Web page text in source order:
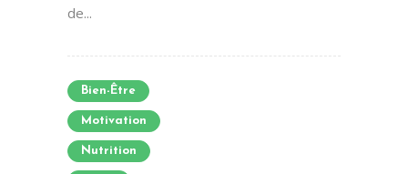
de...
Bien-Être
Motivation
Nutrition